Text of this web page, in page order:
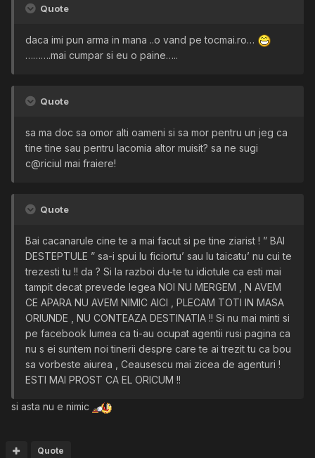
Quote
daca imi pun arma in mana ..o vand pe tocmai.ro…
……….mai cumpar si eu o paine…..
Quote
sa ma doc sa omor alti oameni si sa mor pentru un jeg ca
tine tine sau pentru lacomia altor muisit? sa ne sugi
c@riciul mai fraiere!
Quote
Bai cacanarule cine te a mai facut si pe tine ziarist ! ” BAI
DESTEPTULE ” sa-i spui lu ficiortu’ sau lu taicatu’ nu cui te
trezesti tu !! da ? Si la razboi du-te tu idiotule ca esti mai
tampit decat prevede legea NOI NU MERGEM , N AVEM
CE APARA NU AVEM NIMIC AICI , PLECAM TOTI IN MASA
ORIUNDE , NU CONTEAZA DESTINATIA !! Si nu mai minti si
pe facebook lumea ca ti-au ocupat agentii rusi pagina ca
nu s ei suntem noi tinerii despre care te ai trezit tu ca bou
sa vorbeste aiurea , Ceausescu mai zicea de agenturi !
ESTI MAI PROST CA EL ORICUM !!
si asta nu e nimic
Quote